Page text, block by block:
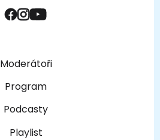
Moderátoři
Program
Podcasty
Playlist